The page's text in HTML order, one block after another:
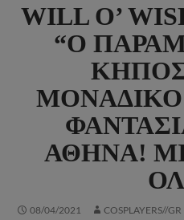
WILL O’
“Ο
ΑΘΉΝΑ!
08/04/2021 COSPLAYERS//GR